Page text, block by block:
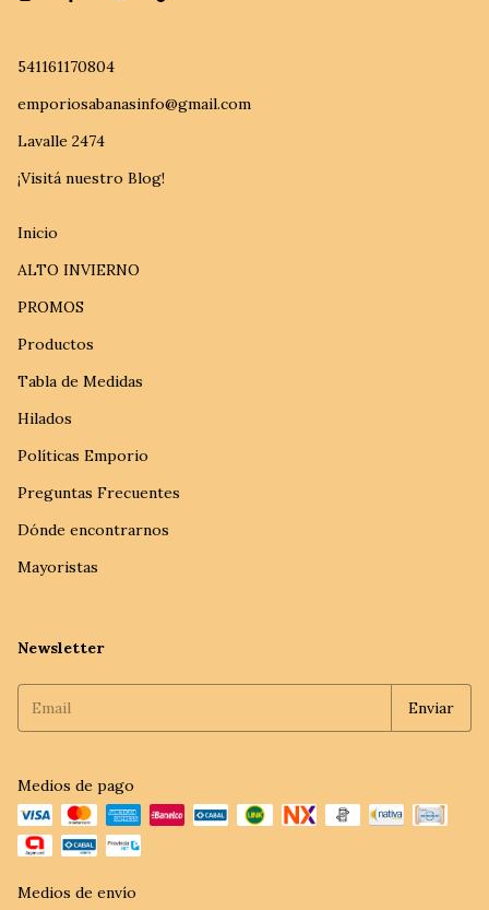
541161170804
emporiosabanasinfo@gmail.com
Lavalle 2474
¡Visitá nuestro Blog!
Inicio
ALTO INVIERNO
PROMOS
Productos
Tabla de Medidas
Hilados
Políticas Emporio
Preguntas Frecuentes
Dónde encontrarnos
Mayoristas
Newsletter
Medios de pago
Medios de envío